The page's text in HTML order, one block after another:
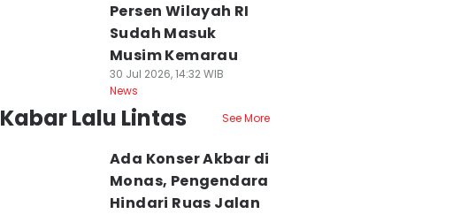
Persen Wilayah RI
Sudah Masuk
Musim Kemarau
30 Jul 2026, 14:32 WIB
News
Kabar Lalu Lintas See More
Ada Konser Akbar di
Monas, Pengendara
Hindari Ruas Jalan